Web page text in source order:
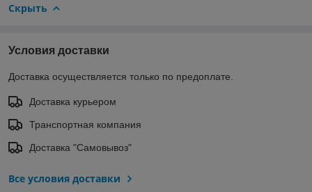
Скрыть
Условия доставки
Доставка осуществляется только по предоплате.
Доставка курьером
Транспортная компания
Доставка "Самовывоз"
Все условия доставки